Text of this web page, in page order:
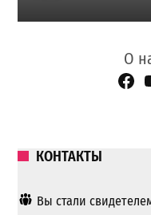
О
КОНТАКТЫ
Вы стали